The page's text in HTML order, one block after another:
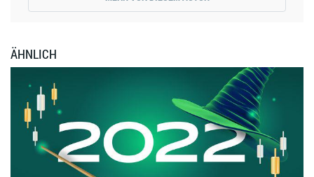
ÄHNLICH